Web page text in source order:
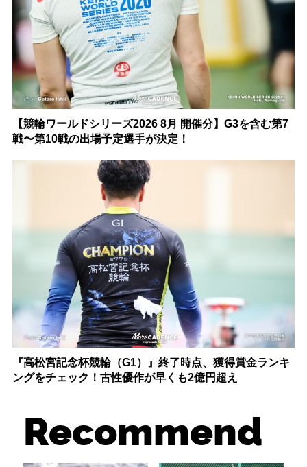
【競輪ワールドシリーズ2026 8月 開催分】G3を含む第7
戦〜第10戦の出場予定選手が決定！
『高松宮記念杯競輪（G1）』終了時点、獲得賞金ランキ
ングをチェック！古性優作が早くも2億円超え
Recommend